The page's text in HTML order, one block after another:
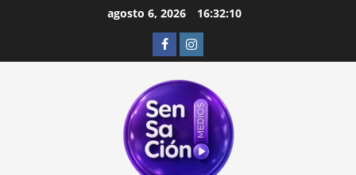
agosto 6, 2026 16:32:12
FacebookInstagram